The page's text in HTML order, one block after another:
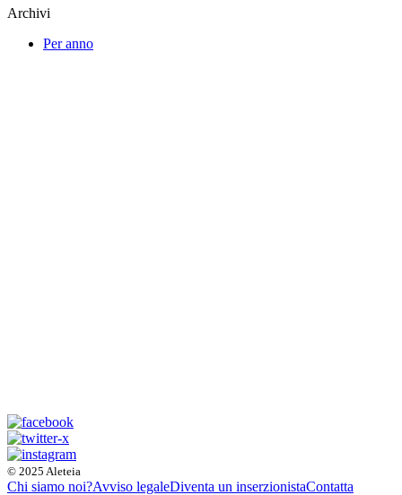
Archivi
Per anno
© 2025 Aleteia
Chi siamo noi?Avviso legaleDiventa un inserzionistaContatta